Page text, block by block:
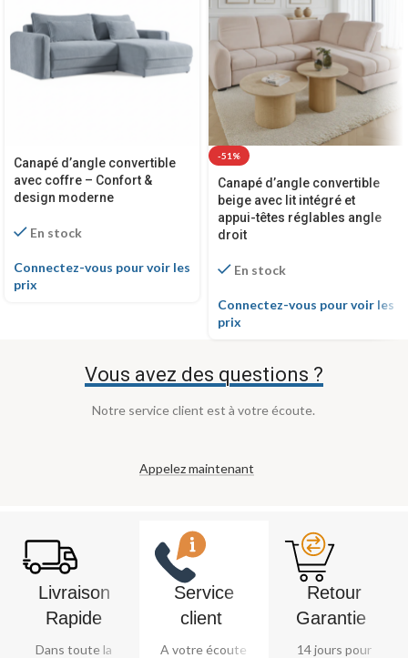
Canapé d’angle convertible
avec coffre – Confort &
design moderne
En stock
Connectez-vous pour voir les
prix
-51%
Canapé d’angle convertible
beige avec lit intégré et
appui-têtes réglables angle
droit
En stock
Connectez-vous pour voir les
prix
Vous avez des questions ?
Notre service client est à votre écoute.
Appelez maintenant
Livraison
Rapide
Dans toute la
Service
client ​
A votre écoute
Retour
Garantie ​
14 jours pour